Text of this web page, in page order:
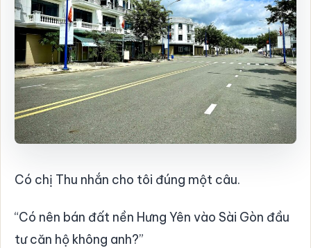
Có chị Thu nhắn cho tôi đúng một câu.
“Có nên bán đất nền Hưng Yên vào Sài Gòn đầu
tư căn hộ không anh?”